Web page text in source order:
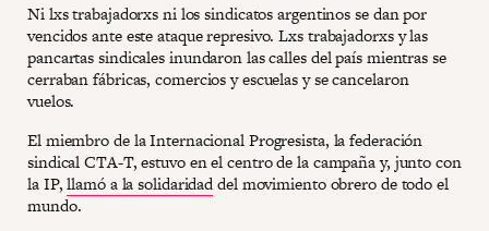
Ni lxs trabajadorxs ni los sindicatos argentinos se dan por
vencidos ante este ataque represivo. Lxs trabajadorxs y las
pancartas sindicales inundaron las calles del país mientras se
cerraban fábricas, comercios y escuelas y se cancelaron
vuelos.
El miembro de la Internacional Progresista, la federación
sindical CTA-T, estuvo en el centro de la campaña y, junto con
la IP,llamó a la solidaridaddel movimiento obrero de todo el
mundo.